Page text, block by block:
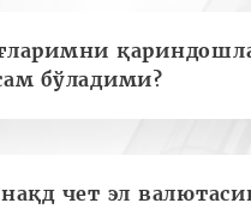
бўладими?
чет эл